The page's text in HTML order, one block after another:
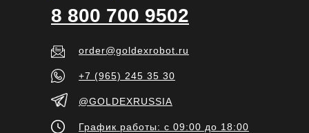
8 800 700 9502
order@goldexrobot.ru
+7 (965) 245 35 30
График работы: с 09:00 до 18:00
@GOLDEXRUSSIA